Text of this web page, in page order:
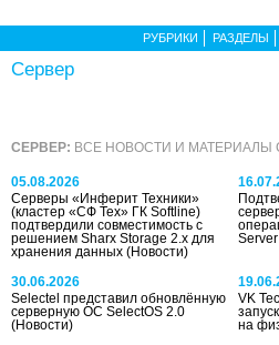
РУБРИКИ РАЗДЕЛЫ
Сервер
СЕРВЕР: ВСЕ НОВОСТИ И
05.08.2026
Серверы «Инферит Техники»
(кластер «СФ Тех» ГК Softline)
подтвердили совместимость с
решением Sharx Storage 2.x для
хранения данных (Новости)
30.06.2026
Selectel представил обновлённую
серверную ОС SelectOS 2.0
(Новости)
VK
на